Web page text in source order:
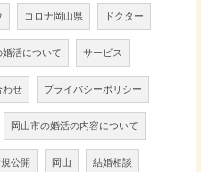
コロナ岡山県 ドクター
婚活について サービス
わせ プライバシーポリシー
岡山市の婚活の内容について
公開 岡山 結婚相談